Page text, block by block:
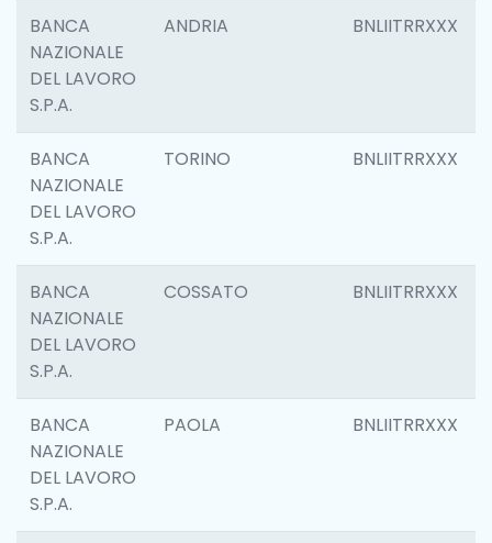
BANCA
NAZIONALE
DEL LAVORO
S.P.A.
ANDRIA BNLIITRRXXX
BANCA
NAZIONALE
DEL LAVORO
S.P.A.
TORINO BNLIITRRXXX
BANCA
NAZIONALE
DEL LAVORO
S.P.A.
COSSATO BNLIITRRXXX
BANCA
NAZIONALE
DEL LAVORO
S.P.A.
PAOLA BNLIITRRXXX